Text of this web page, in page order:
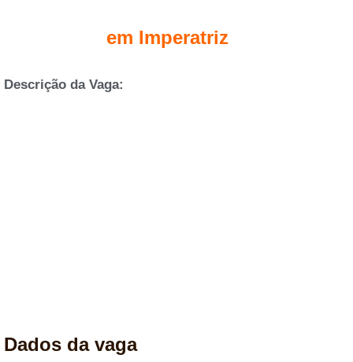
em Imperatriz
Descrição da Vaga:
Dados da vaga